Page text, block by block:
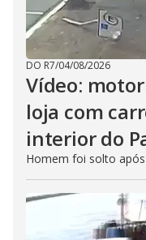
DO R7/04/08/2026
Vídeo:
loja com
interior do
Homem foi solto